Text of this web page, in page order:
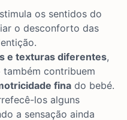
os sentidos do
o desconforto das
e texturas diferentes,
contribuem
fina do bebé.
los alguns
a sensação ainda